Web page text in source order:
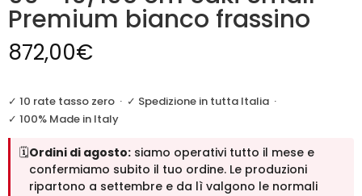
Premium bianco frassino
872,00€
✓ 10 rate tasso zero · ✓ Spedizione in tutta Italia ·
✓ 100% Made in Italy
🗓️Ordini di agosto: siamo operativi tutto il mese e
confermiamo subito il tuo ordine. Le produzioni
ripartono a settembre e da lì valgono le normali